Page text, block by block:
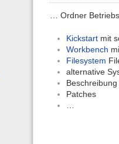
… Ordner
Kickstart mit
Workbench
Filesystem
alternative
Patches